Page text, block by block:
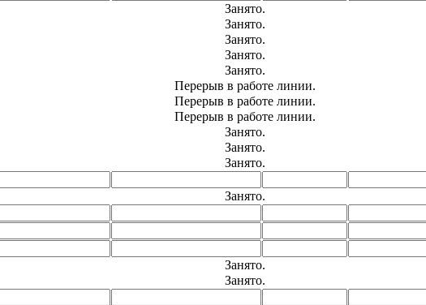
Занято.
Занято.
Занято.
Занято.
Занято.
Перерыв в работе линии.
Перерыв в работе линии.
Перерыв в работе линии.
Занято.
Занято.
Занято.
Занято.
Занято.
Занято.